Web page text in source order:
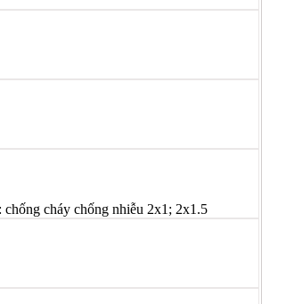
cháy chống nhiễu 2x1; 2x1.5